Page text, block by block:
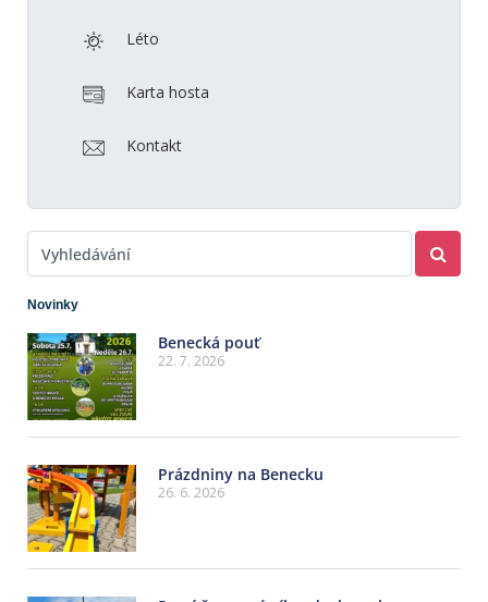
Léto
Karta hosta
Kontakt
Novinky
Benecká pouť
22. 7. 2026
Prázdniny na Benecku
26. 6. 2026